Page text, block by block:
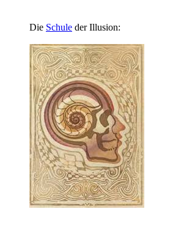
Die Schule der Illusion: